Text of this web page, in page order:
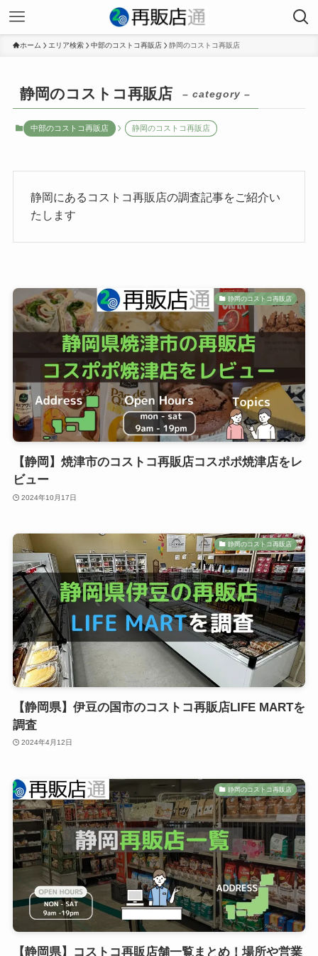
ホーム エリア検索 中部のコストコ再販店 静岡のコストコ再販店
静岡のコストコ再販店 – category –
中部のコストコ再販店 静岡のコストコ再販店
静岡にあるコストコ再販店の調査記事をご紹介い
たします
静岡のコストコ再販店
【静岡】焼津市のコストコ再販店コスポポ焼津店をレ
ビュー
2024年10月17日
静岡のコストコ再販店
【静岡県】伊豆の国市のコストコ再販店LIFE MARTを
調査
2024年4月12日
静岡のコストコ再販店
【静岡県】コストコ再販店舗一覧まとめ！場所や営業